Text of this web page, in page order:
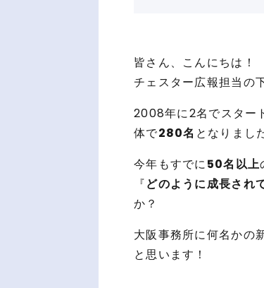
皆さん、こんにちは！
チェスター広報担当の
2008年に2名でスター
体で280名 となりまし
今年もすでに50名以上
『どのように成長され
か？
大阪事務所に何名かの
と思います！